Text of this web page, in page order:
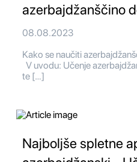
azerbajdžanščino
08.08.2023
Kako se naučiti
V uvodu: Učenje
te […]
Najboljše spletne